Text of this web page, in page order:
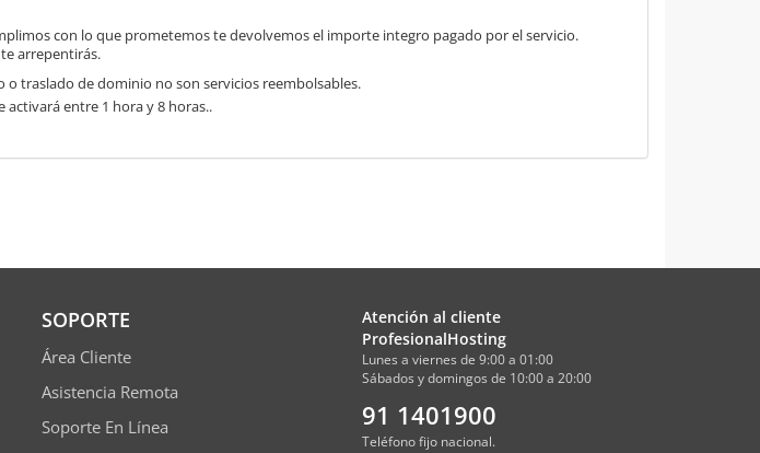
con lo que prometemos te devolvemos el importe integro pagado por el servicio.
arrepentirás.
o traslado de dominio no son servicios reembolsables.
activará entre 1 hora y 8 horas..
SOPORTE
Área Cliente
Asistencia Remota
Soporte En Línea
Atención al cliente
ProfesionalHosting
Lunes a viernes de 9:00 a 01:00
Sábados y domingos de 10:00 a 20:00
91 1401900
Teléfono fijo nacional.